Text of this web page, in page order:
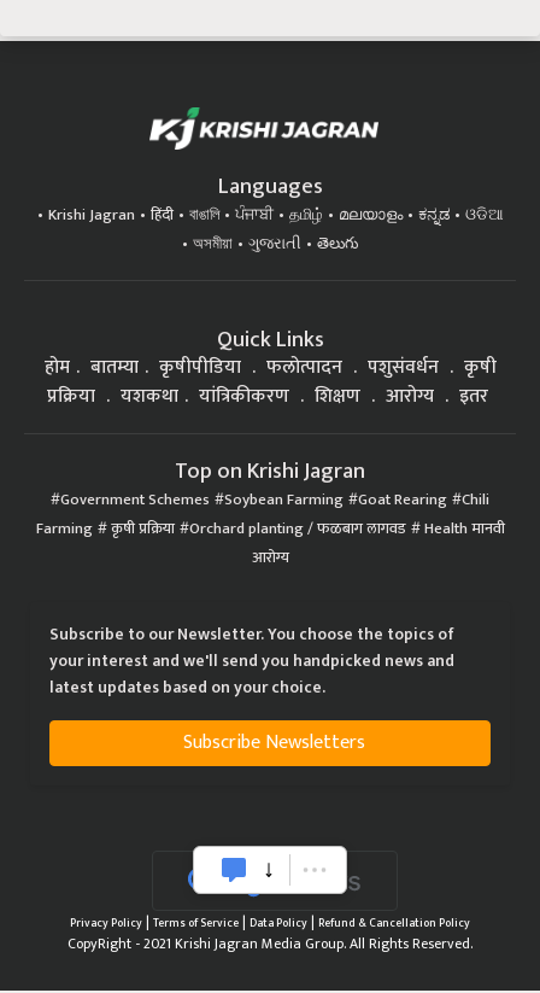
Languages
Krishi Jagran हिंदी বাঙালি ਪੰਜਾਬੀ தமிழ் മലയാളം ಕನ್ನಡ
ଓଡିଆ
অসমীয়া
ગુજરાતી తెలుగు
Quick Links
होम बातम्या कृषीपीडिया फलोत्पादन पशुसंवर्धन
कृषी
प्रक्रिया
यशकथा यांत्रिकीकरण शिक्षण आरोग्य इतर
Top on Krishi Jagran
Government Schemes Soybean Farming Goat Rearing Chili
Farming कृषी प्रक्रिया Orchard planting / फळबाग लागवड Health मानवी
आरोग्य
Subscribe to our Newsletter. You choose the topics of
your interest and we'll send you handpicked news and
latest updates based on your choice.
Subscribe Newsletters
Privacy Policy| Terms of Service| Data Policy| Refund & Cancellation Policy
CopyRight - 2021 Krishi Jagran Media Group. All Rights Reserved.